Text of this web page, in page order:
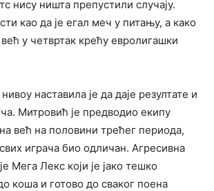
нису ништа препустили случају.
као да је егал меч у питању, а како
у четвртак крећу евролигашки
наставила је да даје резултате и
Митровић је предводио екипу
већ на половини трећег периода,
играча био одличан. Агресивна
Мега Лекс који је јако тешко
коша и готово до сваког поена